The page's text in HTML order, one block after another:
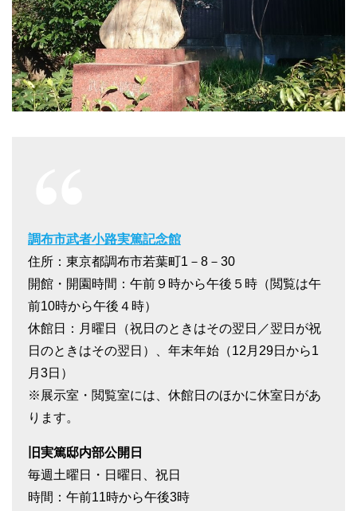
調布市武者小路実篤記念館
住所：東京都調布市若葉町1－8－30
開館・開園時間：午前９時から午後５時（閲覧は午
前10時から午後４時）
休館日：月曜日（祝日のときはその翌日／翌日が祝
日のときはその翌日）、年末年始（12月29日から1
月3日）
※展示室・閲覧室には、休館日のほかに休室日があ
ります。
旧実篤邸内部公開日
毎週土曜日・日曜日、祝日
時間：午前11時から午後3時